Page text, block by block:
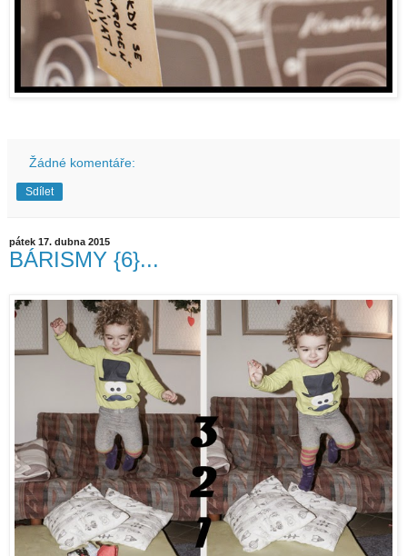
Žádné komentáře:
Sdílet
pátek 17. dubna 2015
BÁRISMY {6}...